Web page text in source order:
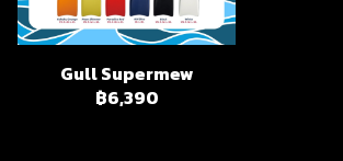
Gull Supermew
฿6,390